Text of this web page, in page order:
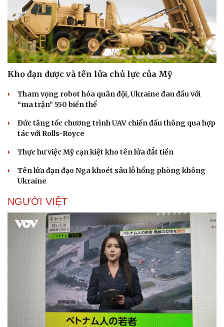
Kho đạn dược và tên lửa chủ lực của Mỹ
Tham vọng robot hóa quân đội, Ukraine đau đầu với
“ma trận” 550 biến thể
Đức tăng tốc chương trình UAV chiến đấu thông qua hợp
tác với Rolls-Royce
Thực hư việc Mỹ cạn kiệt kho tên lửa đắt tiền
Tên lửa đạn đạo Nga khoét sâu lỗ hổng phòng không
Ukraine
NGƯỜI VIỆT